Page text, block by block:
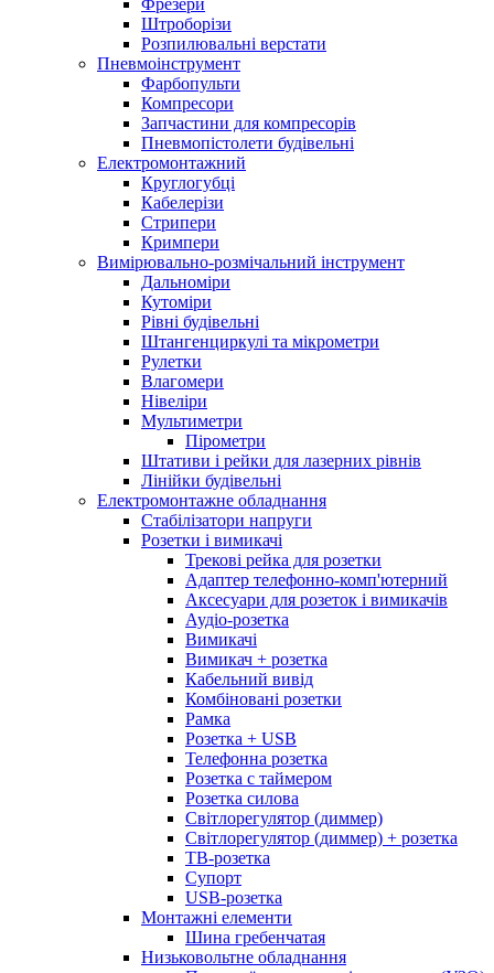
Фрезери
Штроборізи
Розпилювальні верстати
Пневмоінструмент
Фарбопульти
Компресори
Запчастини для компресорів
Пневмопістолети будівельні
Електромонтажний
Круглогубці
Кабелерізи
Стрипери
Кримпери
Вимірювально-розмічальний інструмент
Дальноміри
Кутоміри
Рівні будівельні
Штангенциркулі та мікрометри
Рулетки
Влагомери
Нівеліри
Мультиметри
Пірометри
Штативи і рейки для лазерних рівнів
Лінійки будівельні
Електромонтажне обладнання
Стабілізатори напруги
Розетки і вимикачі
Трекові рейка для розетки
Адаптер телефонно-комп'ютерний
Аксесуари для розеток і вимикачів
Аудіо-розетка
Вимикачі
Вимикач + розетка
Кабельний вивід
Комбіновані розетки
Рамка
Розетка + USB
Телефонна розетка
Розетка с таймером
Розетка силова
Світлорегулятор (диммер)
Світлорегулятор (диммер) + розетка
ТВ-розетка
Супорт
USB-розетка
Монтажні елементи
Шина гребенчатая
Низьковольтне обладнання